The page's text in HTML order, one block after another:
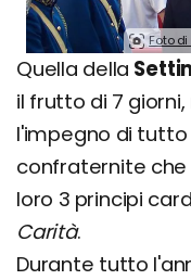
Foto
Quella della
il frutto di 7
l'impegno di
confraternite che
loro 3 principi
Carità.
Durante tutto